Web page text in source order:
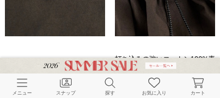
打ち込みの強いコットン100%素
材を用いたカーゴパンツ。
ウエストはゴム入りのドロース
トリング、裾もドローコードで
メニュー スナップ 探す お気に入り カート